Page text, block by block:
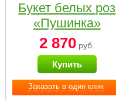
Заказать в один клик
Букет белых роз
«Пушинка»
2 870 руб.
Купить